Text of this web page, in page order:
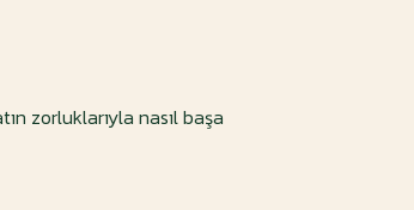
zorluklarıyla nasıl başa